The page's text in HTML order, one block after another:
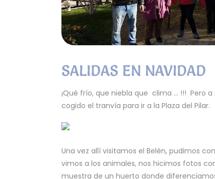
SALIDAS EN NAVIDAD
¡Qué frío, que niebla que clima … !!! Pero
cogido el tranvía para ir a la Plaza del Pilar.
Una vez allí visitamos el Belén, pudimos
vimos a los animales, nos hicimos fotos
muestra de un huerto donde